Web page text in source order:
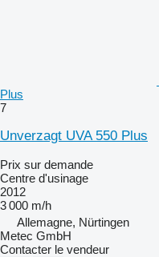
Plus
7
Unverzagt UVA 550 Plus
Prix sur demande
Centre d'usinage
2012
3 000 m/h
Allemagne, Nürtingen
Metec GmbH
Contacter le vendeur